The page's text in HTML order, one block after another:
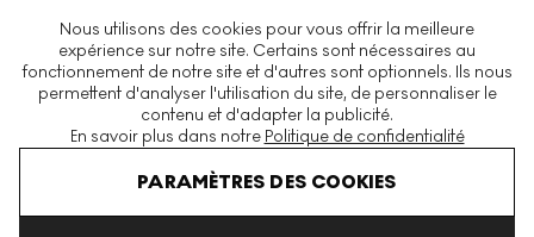
Nous utilisons des cookies pour vous offrir la meilleure
expérience sur notre site. Certains sont nécessaires au
fonctionnement de notre site et d'autres sont optionnels. Ils nous
permettent d'analyser l'utilisation du site, de personnaliser le
contenu et d'adapter la publicité.
En savoir plus dans notre Politique de confidentialité
PARAMÈTRES DES COOKIES
La plus grande plateforme mondiale d'estampes et éditions
modernes et contemporaines
Chuck Close Self Portrait (Yellow Raincoat)